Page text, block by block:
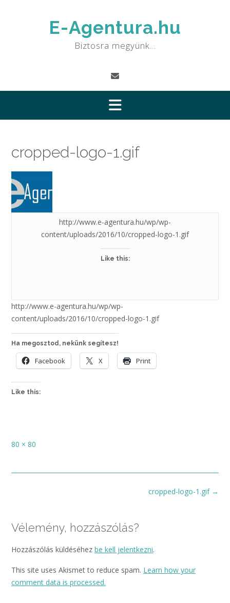
E-Agentura.hu
Biztosra megyünk…
cropped-logo-1.gif
http://www.e-agentura.hu/wp/wp-
content/uploads/2016/10/cropped-logo-1.gif
Like this:
http://www.e-agentura.hu/wp/wp-
content/uploads/2016/10/cropped-logo-1.gif
Ha megosztod, nekünk segítesz!
Facebook X Print
Like this:
Full
80 × 80
cropped-logo-1.gif →
Vélemény, hozzászólás?
Hozzászólás küldéséhez be kell jelentkezni.
This site uses Akismet to reduce spam. Learn how your
comment data is processed.